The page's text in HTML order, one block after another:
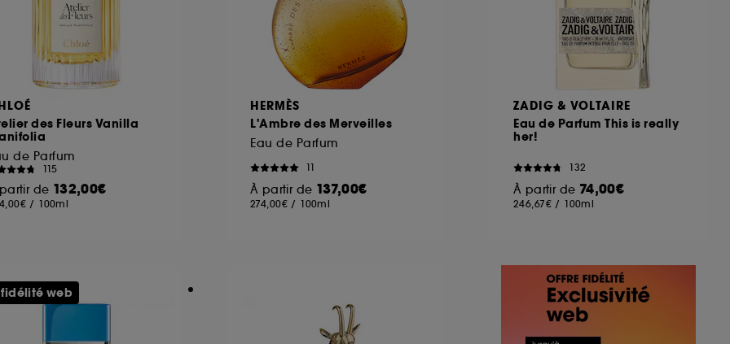
des Fleurs Vanilla
de Parfum
115
de 132,00€
/ 100ml
HERMÈS
L'Ambre des Merveilles
Eau de Parfum
11
À partir de 137,00€
274,00€ / 100ml
ZADIG & VOLTAIRE
Eau de Parfum This is really
her!
132
À partir de 74,00€
246,67€ / 100ml
fidélité web